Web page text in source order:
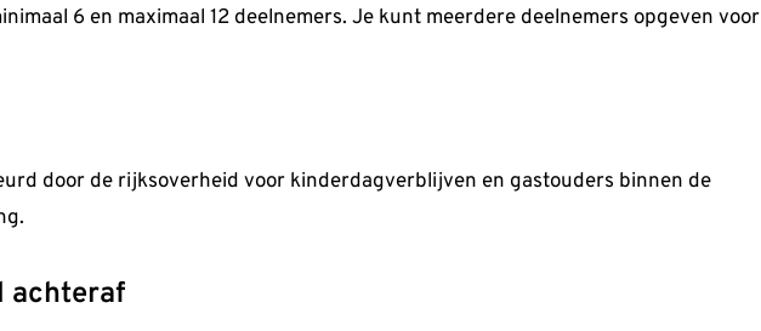
6 en maximaal 12 deelnemers. Je kunt meerdere deelnemers opgeven voor
door de rijksoverheid voor kinderdagverblijven en gastouders binnen de
achteraf